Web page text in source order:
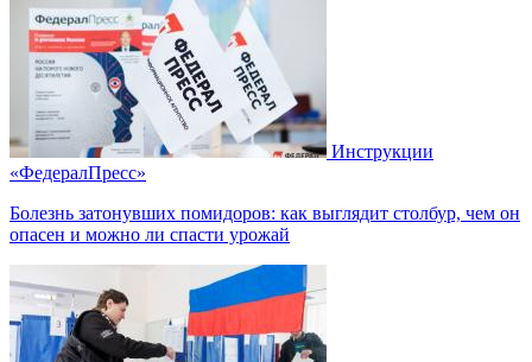
Инструкции
«ФедералПресс»
Болезнь затонувших помидоров: как выглядит столбур, чем он
опасен и можно ли спасти урожай